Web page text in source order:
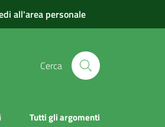
all'area personale
Cerca
Tutti gli argomenti